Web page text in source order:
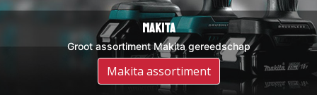
Makita
Groot assortiment Makita gereedschap
Makita assortiment
DeWalt
Groot assortiment DeWalt gereedschap
Assortiment DeWalt